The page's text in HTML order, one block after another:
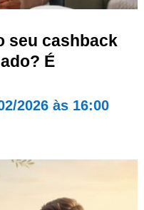
seu cashback
É
2026 às 16:00